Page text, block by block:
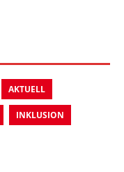
AKTUELL
INKLUSION